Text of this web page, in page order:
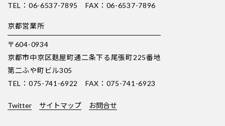
TEL：06-6537-7895 FAX：06-6537-7896
京都営業所
〒604-0934
京都市中京区麩屋町通二条下る尾張町225番地
第二ふや町ビル305
TEL：075-741-6922 FAX：075-741-6923
Twitter サイトマップ お問合せ